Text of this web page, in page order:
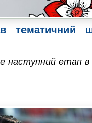
наступний етап